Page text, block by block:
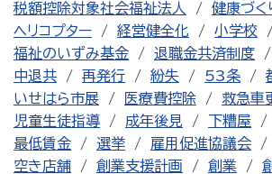
税額控除対象社会福祉法人
健康づく
ヘリコプター
経営健全化 小学校
福祉のいずみ基金
退職金共済制度
中退共
再発行 紛失 53条
いせはら市展
医療費控除
救急車
児童生徒指導
成年後見 下糟屋
最低賃金
選挙 雇用促進協議会
空き店舗
創業支援計画 創業